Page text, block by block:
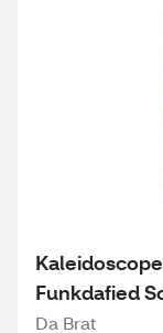
Funkdafied
Scalp Spray, 6
Da Brat